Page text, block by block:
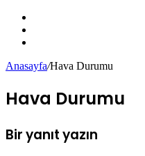
...
Anasayfa/Hava Durumu
Hava Durumu
Bir yanıt yazın